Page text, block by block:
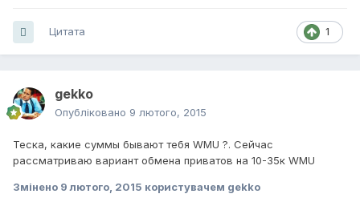
1
Цитата
gekko
Опубліковано 9 лютого, 2015
Теска, какие суммы бывают тебя WMU ?. Сейчас
рассматриваю вариант обмена приватов на 10-35к WMU
Змінено 9 лютого, 2015 користувачем gekko